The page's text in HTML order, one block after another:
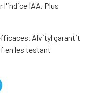
l'indice IAA. Plus
Alvityl garantit
en les testant